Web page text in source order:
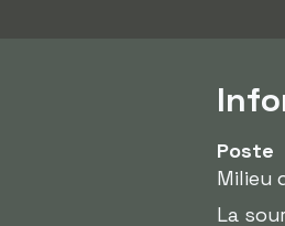
Poste
Milieu
La